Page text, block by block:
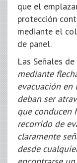
que el
protección
mediante el
de panel.
Las Señales de
mediante
evacuación en
deban ser
que conducen
recorrido de
claramente
desde